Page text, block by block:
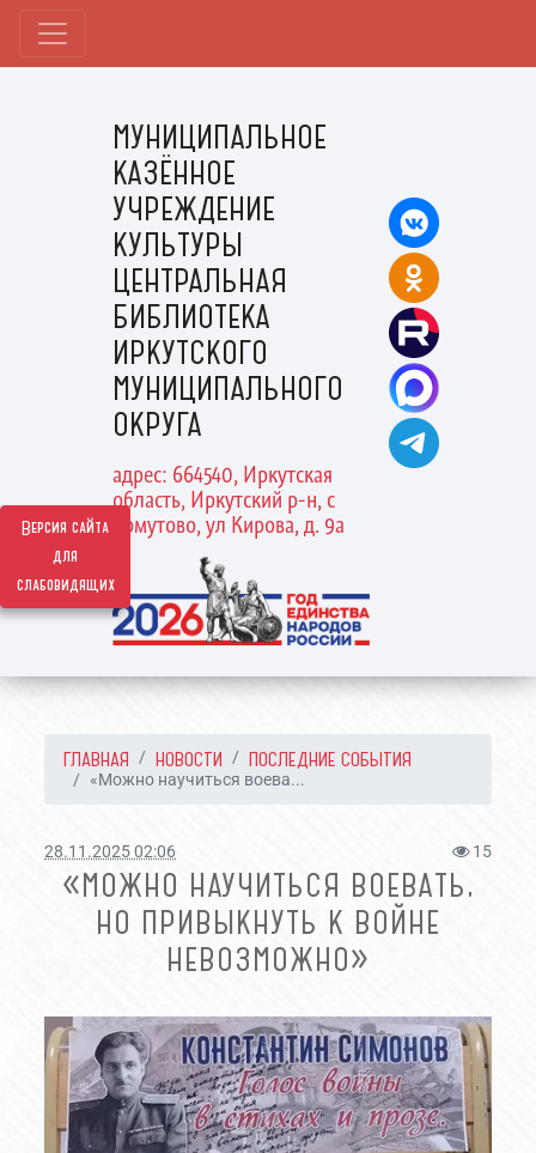
Версия сайта
для
слабовидящих
МУНИЦИПАЛЬНОЕ
КАЗЁННОЕ
УЧРЕЖДЕНИЕ
КУЛЬТУРЫ
ЦЕНТРАЛЬНАЯ
БИБЛИОТЕКА
ИРКУТСКОГО
МУНИЦИПАЛЬНОГО
ОКРУГА
адрес: 664540, Иркутская
область, Иркутский р-н, с
Хомутово, ул Кирова, д. 9а
ГЛАВНАЯ НОВОСТИ ПОСЛЕДНИЕ СОБЫТИЯ
«Можно научиться воева...
28.11.2025 02:06 15
«МОЖНО НАУЧИТЬСЯ ВОЕВАТЬ,
НО ПРИВЫКНУТЬ К ВОЙНЕ
НЕВОЗМОЖНО»